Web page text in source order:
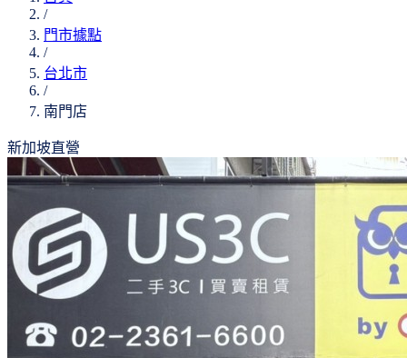
/
門市據點
/
台北市
/
南門店
新加坡直營